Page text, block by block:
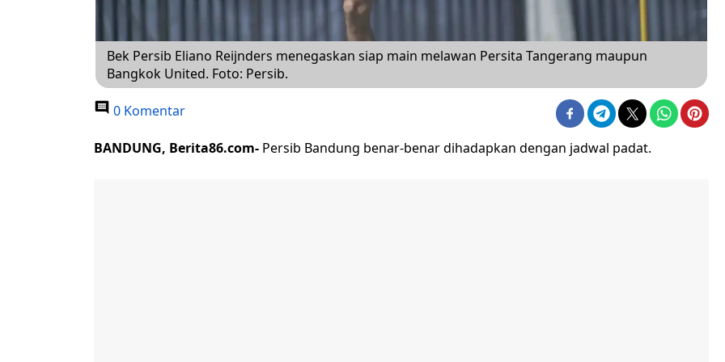
Bek Persib Eliano Reijnders menegaskan siap main melawan Persita Tangerang maupun
Bangkok United. Foto: Persib.
0 Komentar
BANDUNG, Berita86.com- Persib Bandung benar-benar dihadapkan dengan jadwal padat.